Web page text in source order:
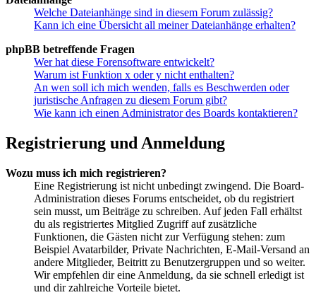
Welche Dateianhänge sind in diesem Forum zulässig?
Kann ich eine Übersicht all meiner Dateianhänge erhalten?
phpBB betreffende Fragen
Wer hat diese Forensoftware entwickelt?
Warum ist Funktion x oder y nicht enthalten?
An wen soll ich mich wenden, falls es Beschwerden oder
juristische Anfragen zu diesem Forum gibt?
Wie kann ich einen Administrator des Boards kontaktieren?
Registrierung und Anmeldung
Wozu muss ich mich registrieren?
Eine Registrierung ist nicht unbedingt zwingend. Die Board-
Administration dieses Forums entscheidet, ob du registriert
sein musst, um Beiträge zu schreiben. Auf jeden Fall erhältst
du als registriertes Mitglied Zugriff auf zusätzliche
Funktionen, die Gästen nicht zur Verfügung stehen: zum
Beispiel Avatarbilder, Private Nachrichten, E-Mail-Versand an
andere Mitglieder, Beitritt zu Benutzergruppen und so weiter.
Wir empfehlen dir eine Anmeldung, da sie schnell erledigt ist
und dir zahlreiche Vorteile bietet.